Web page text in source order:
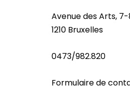
Avenue des Arts, 7-
1210 Bruxelles
0473/982.820
Formulaire de